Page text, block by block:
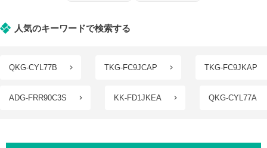
人気のキーワードで検索する
QKG-CYL77B TKG-FC9JCAP TKG-FC9JKAP
ADG-FRR90C3S KK-FD1JKEA QKG-CYL77A